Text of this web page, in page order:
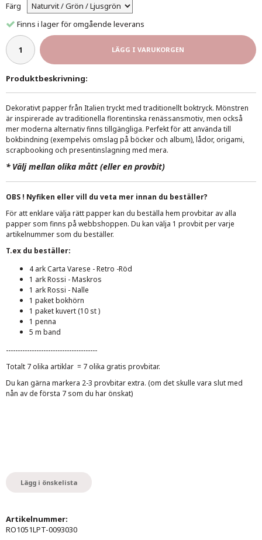
Färg
Finns i lager för omgående leverans
LÄGG I VARUKORGEN
Produktbeskrivning:
Dekorativt papper från Italien tryckt med traditionellt boktryck. Mönstren
är inspirerade av traditionella florentinska renässansmotiv, men också
mer moderna alternativ finns tillgängliga. Perfekt för att använda till
bokbindning (exempelvis omslag på böcker och album), lådor, origami,
scrapbooking och presentinslagning med mera.
* Välj mellan olika mått (eller en provbit)
OBS ! Nyfiken eller vill du veta mer innan du beställer?
För att enklare välja rätt papper kan du beställa hem provbitar av alla
papper som finns på webbshoppen. Du kan välja 1 provbit per varje
artikelnummer som du beställer.
T.ex du beställer:
4 ark Carta Varese - Retro -Röd
1 ark Rossi - Maskros
1 ark Rossi - Nalle
1 paket bokhörn
1 paket kuvert (10 st )
1 penna
5 m band
---------------------------------------
Totalt 7 olika artiklar = 7 olika gratis provbitar.
Du kan gärna markera 2-3 provbitar extra. (om det skulle vara slut med
nån av de första 7 som du har önskat)
Lägg i önskelista
Artikelnummer:
RO1051LPT-0093030